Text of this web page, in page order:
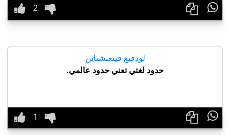

لودفيغ فيتغنشتاين
حدود لغتي تعني حدود عالمي.
